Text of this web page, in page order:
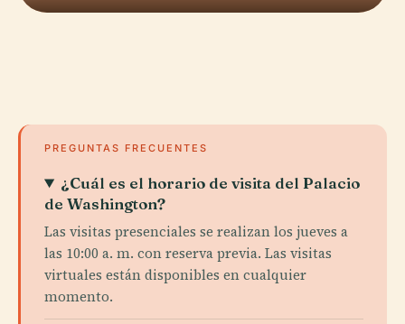
PREGUNTAS FRECUENTES
¿Cuál es el horario de visita del Palacio
de Washington?
Las visitas presenciales se realizan los jueves a
las 10:00 a. m. con reserva previa. Las visitas
virtuales están disponibles en cualquier
momento.